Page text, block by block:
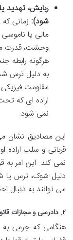
ربایش، تهدید
شود): زمانی
مالی یا
وحشت، قدرت
هرگونه رابطه
به دلیل ترس
مقاومت
اراده ای که
نمی شود.
این مصادیق نشان
قربانی و سلب اراده
نمی کند. این امر به
دلیل شوک، ترس یا
می توانند به دنبال
۲. دادرسی و مجازات قانونی تجاوز به عنف: نگاهی به کیفر
هنگامی که جرمی